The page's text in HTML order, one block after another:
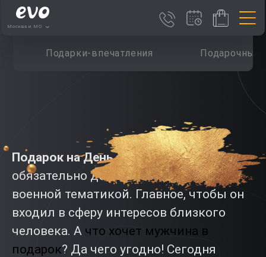
Москва и МО
Подарки-впечатления Подарочные
Подарок на День защитникане
обязательно должен быть связан с
военной тематикой. Главное, чтобы он
входил в сферу интересов близкого
человека. А что хочет мужчина в
подарок? Да чего угодно! Сегодня